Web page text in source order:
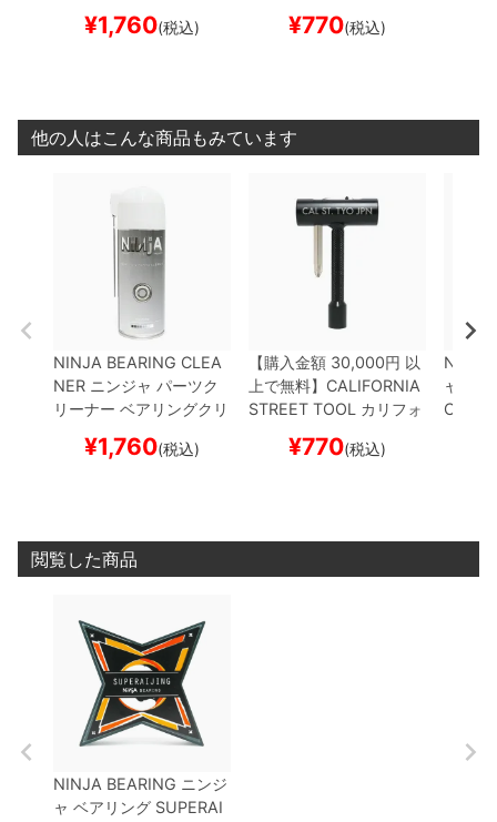
ーナー BEARING CLEA
NER 2 スケートボード
¥1,760(税込)
ルニアストリート
ツール 工具FUTURA
¥770(税込)
他の人はこんな商品もみています
NINJA BEARING CLEA
NER ニンジャ パーツク
リーナー ベアリングクリ
NER 2 スケートボード
¥1,760(税込)
【購入金額 30,000円 以
上で無料】 CALIFORNIA
STREET TOOL カリフォ
ツール 工具FUTURA
¥770(税込)
NINJA
ャ
閲覧した商品
NINJA BEARING ニンジ
ャ ベアリング SUPERAI